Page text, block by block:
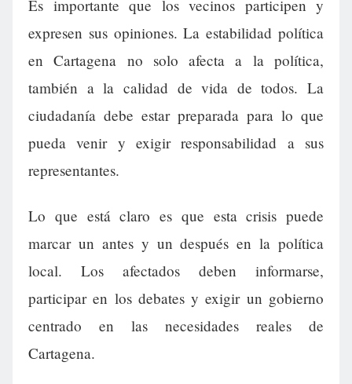
Es importante que los vecinos participen y
expresen sus opiniones. La estabilidad política
en Cartagena no solo afecta a la política,
también a la calidad de vida de todos. La
ciudadanía debe estar preparada para lo que
pueda venir y exigir responsabilidad a sus
representantes.
Lo que está claro es que esta crisis puede
marcar un antes y un después en la política
local. Los afectados deben informarse,
participar en los debates y exigir un gobierno
centrado en las necesidades reales de
Cartagena.